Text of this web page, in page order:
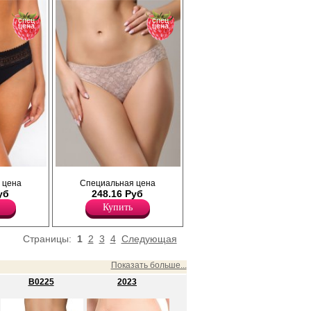
поясу,
из
спец
цена
цена
орнаментального кружева, с фестонными
краями на резинках по поясу и ножке.
Лайкра 20%
Полиамид 80%
спец
цена
Специальная цена
248.16 Руб
Купить
Страницы: 1 2 3 4 Следующая
Показать больше...
B0225 2023